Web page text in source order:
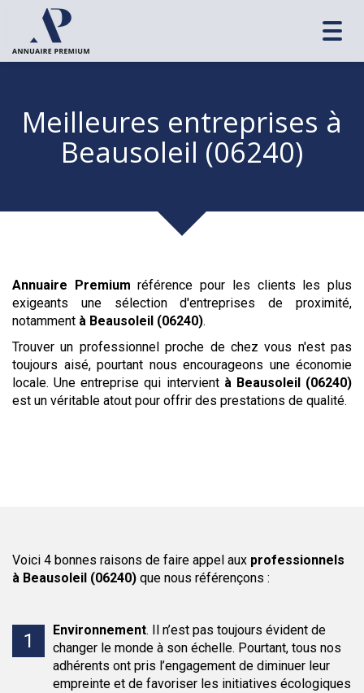
Meilleures entreprises à
Beausoleil (06240)
Annuaire Premium référence pour les clients les plus
exigeants une sélection d'entreprises de proximité,
notamment à Beausoleil (06240).
Trouver un professionnel proche de chez vous n'est pas
toujours aisé, pourtant nous encourageons une économie
locale. Une entreprise qui intervient à Beausoleil (06240)
est un véritable atout pour offrir des prestations de qualité.
Voici 4 bonnes raisons de faire appel aux professionnels
à Beausoleil (06240) que nous référençons :
Environnement. Il n’est pas toujours évident de
changer le monde à son échelle. Pourtant, tous nos
adhérents ont pris l’engagement de diminuer leur
empreinte et de favoriser les initiatives écologiques